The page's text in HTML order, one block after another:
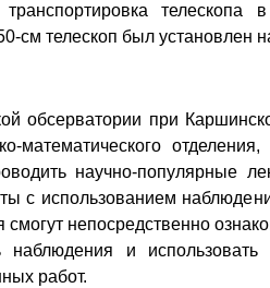
телескопа в
см телескоп был установлен
обсерватории при
математического
научно-популярные
с использованием
непосредственно
наблюдения и
работ.